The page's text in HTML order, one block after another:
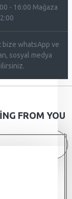
- 16:00 Mağaza
bize whatsApp ve
sosyal medya
FROM YOU